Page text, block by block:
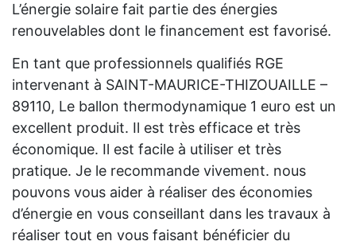
L’énergie solaire fait partie des énergies
renouvelables dont le financement est favorisé.
En tant que professionnels qualifiés RGE
intervenant à SAINT-MAURICE-THIZOUAILLE –
89110, Le ballon thermodynamique 1 euro est un
excellent produit. Il est très efficace et très
économique. Il est facile à utiliser et très
pratique. Je le recommande vivement. nous
pouvons vous aider à réaliser des économies
d’énergie en vous conseillant dans les travaux à
réaliser tout en vous faisant bénéficier du